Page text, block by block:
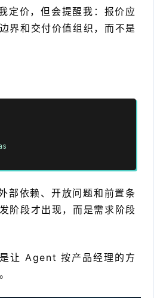
定价，但会提醒我：报价应
界和交付价值组织，而不是
部依赖、开放问题和前置条
阶段才出现，而是需求阶段
让 Agent 按产品经理的方